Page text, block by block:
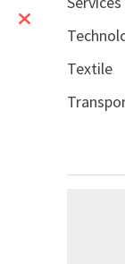
Textile